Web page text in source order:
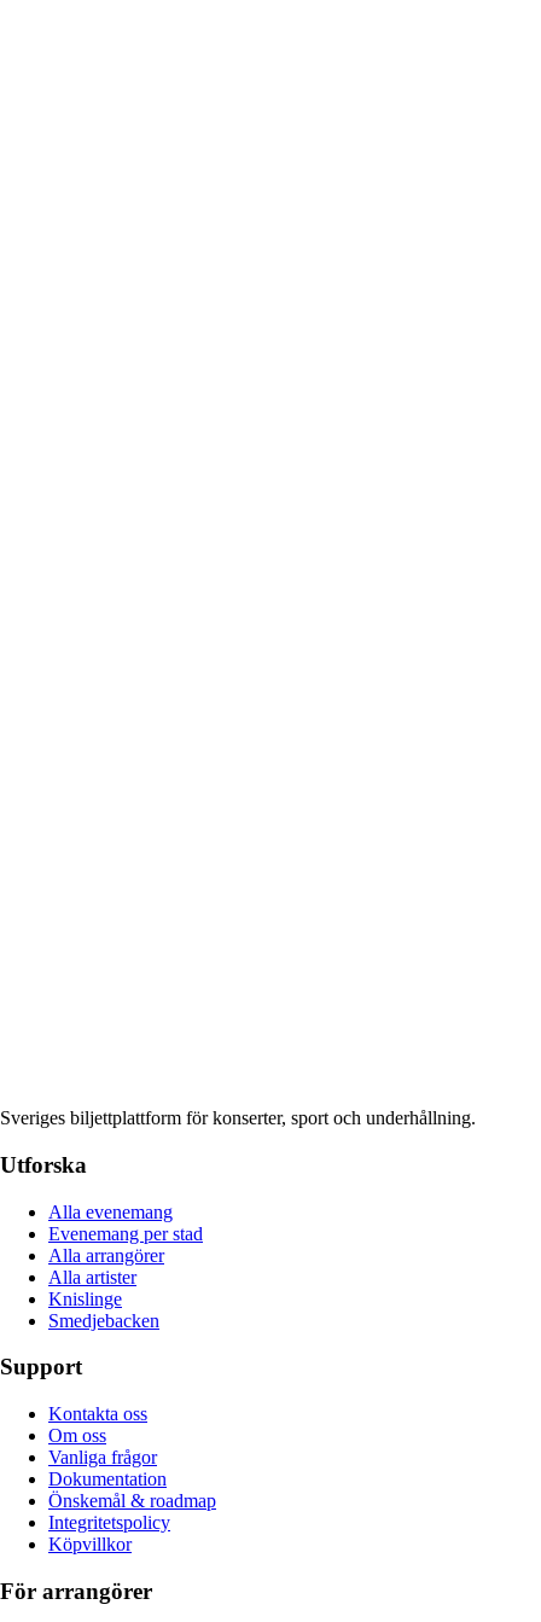
Sveriges biljettplattform för konserter, sport och underhållning.
Utforska
Alla evenemang
Evenemang per stad
Alla arrangörer
Alla artister
Knislinge
Smedjebacken
Support
Kontakta oss
Om oss
Vanliga frågor
Dokumentation
Önskemål & roadmap
Integritetspolicy
Köpvillkor
För arrangörer